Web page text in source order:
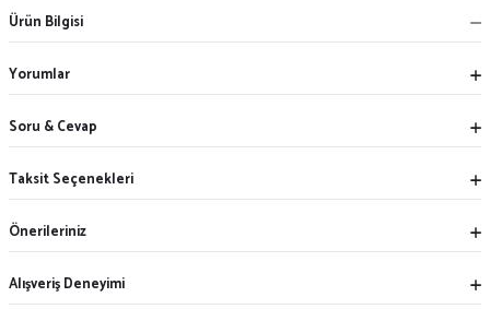
Ürün Bilgisi
Yorumlar
Soru & Cevap
Taksit Seçenekleri
Önerileriniz
Alışveriş Deneyimi